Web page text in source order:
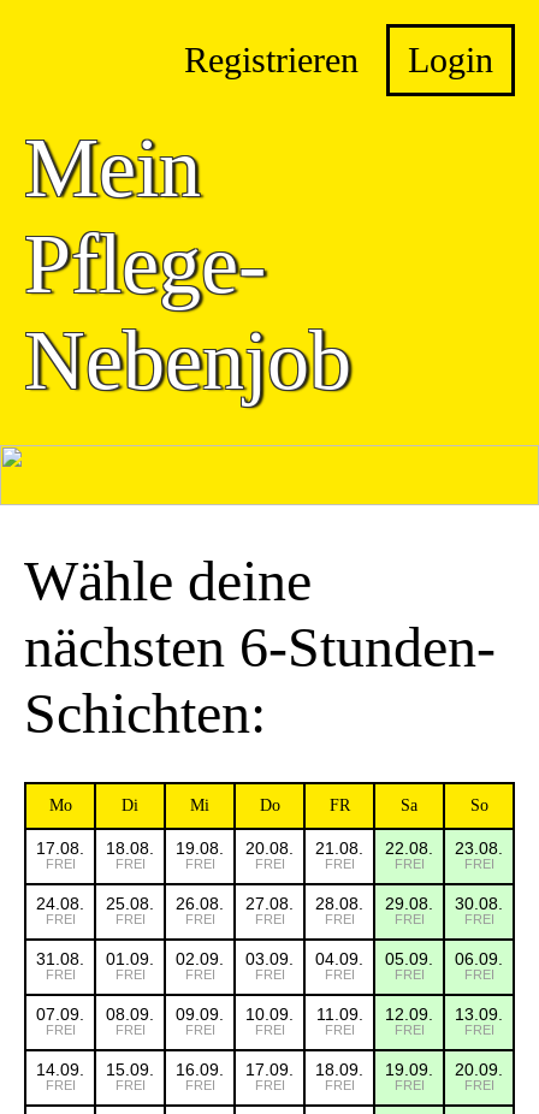
Registrieren Login
Mein
Pflege-
Nebenjob
Wähle deine
nächsten 6-Stunden-
Schichten:
Mo Di Mi Do FR Sa So
17.08.
FREI
18.08.
FREI
19.08.
FREI
20.08.
FREI
21.08.
FREI
22.08.
FREI
23.08.
FREI
24.08.
FREI
25.08.
FREI
26.08.
FREI
27.08.
FREI
28.08.
FREI
29.08.
FREI
30.08.
FREI
31.08.
FREI
01.09.
FREI
02.09.
FREI
03.09.
FREI
04.09.
FREI
05.09.
FREI
06.09.
FREI
07.09.
FREI
08.09.
FREI
09.09.
FREI
10.09.
FREI
11.09.
FREI
12.09.
FREI
13.09.
FREI
14.09.
FREI
15.09.
FREI
16.09.
FREI
17.09.
FREI
18.09.
FREI
19.09.
FREI
20.09.
FREI